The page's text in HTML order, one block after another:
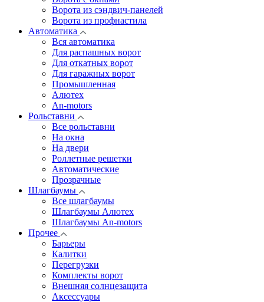
Ворота из сэндвич-панелей
Ворота из профнастила
Автоматика
Вся автоматика
Для распашных ворот
Для откатных ворот
Для гаражных ворот
Промышленная
Алютех
An-motors
Рольставни
Все рольставни
На окна
На двери
Роллетные решетки
Автоматические
Прозрачные
Шлагбаумы
Все шлагбаумы
Шлагбаумы Алютех
Шлагбаумы An-motors
Прочее
Барьеры
Калитки
Перегрузки
Комплекты ворот
Внешняя солнцезащита
Аксессуары